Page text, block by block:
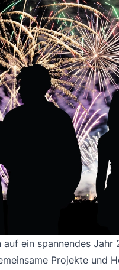
ein spannendes
Projekte und